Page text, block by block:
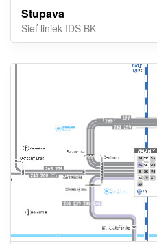
Stupava
Sieť liniek IDS BK